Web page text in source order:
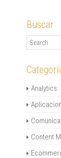
Buscar
Analytics
Content